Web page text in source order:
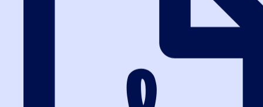
Инвестиция времени в обучение — это прямая инвестиция в свое
закупок, прошедший курс по жалобам, смог за год перейти с
позиции рядового менеджера на должность руководителя
отдела закупок. Его секрет? Он научился не просто оформлять
документы, а управлять конфликтами, превращая их в
возможность для улучшения процессов.